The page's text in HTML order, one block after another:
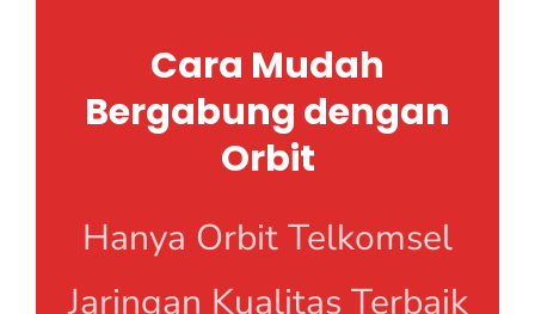
Cara Mudah
Bergabung dengan
Orbit
Hanya Orbit Telkomsel
Jaringan Kualitas Terbaik